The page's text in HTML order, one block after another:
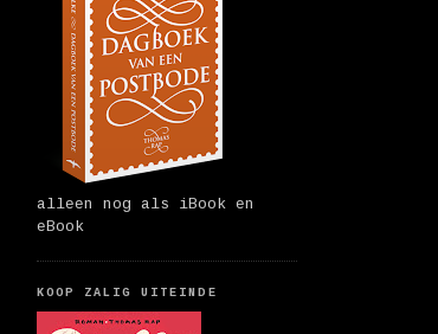
alleen nog als iBook en
eBook
KOOP ZALIG UITEINDE